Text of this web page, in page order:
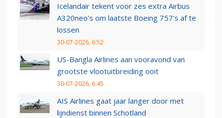
Icelandair tekent voor zes extra Airbus
A320neo's om laatste Boeing 757's af te
lossen
30-07-2026, 6:52
US-Bangla Airlines aan vooravond van
grootste vlootuitbreiding ooit
30-07-2026, 6:45
AIS Airlines gaat jaar langer door met
lijndienst binnen Schotland